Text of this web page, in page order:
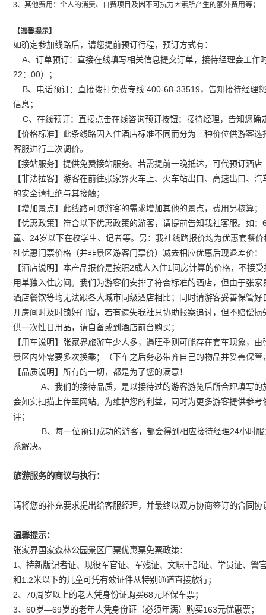
3、其他费用：个人的消费、自费项目及因不可抗力因素所产生的额外费用等；
【温馨提示】
如确定参加线路后，请您提前预订行程，预订方式有：
A、订单预订：直接在线填写相关信息提交订单，接待经理会工作
22：00）；
B、电话预订：直接拨打免费专线 400-68-33519，告知接待经理
信息；
C、在线预订：直接点击在线咨询预订按钮：接待经理，告知您确
【价格标准】此条线路因入住酒店标准不同而分为三种价位供游客
客服进行二次调价。
【接站服务】提供免费接站服务。若需提前一晚抵达，可代预订酒
【非法拉客】游客在前往张家界火车上、火车站出口、高速出口、
的安全请拒绝与其接触；
【增加景点】此线路可随游客的需求增加其他的景点，费用另核算；
【优惠政策】符合以下优惠政策的游客，请提前告知我社客服。如
童、24岁以下在校学生、记者等。另：我社线路报价均为优惠套餐
社优惠门票价格（并非景区游客门票价）减去相应优惠后现退差价：
【酒店说明】本产品报价是按照2成人入住1间房计算的价格，不接
用单独入住房间。我们为游客们安排了符合标准的酒店，但由于张
酒店餐饮等均无法跟各大城市同级酒店相比；同时请游客妥善保管
开房间时及时锁好门窗，若有遗失我社只协助报案追讨，但不赔偿
供一次性日用品，请自备或到酒店前台购买；
【用车说明】张家界旅游车少人多，遇旺季则可能存在套车现象，
景区内外需要多次换乘；（下车之后务必带齐自己的物品并妥善保
【品质说明】所有的一切，都是为了您的满意！
A、我们的接待品质，是以接待过的游客游览后所合理填写的
会如实扫描上传至网站。为维护您的利益，同时为更多游客提供参
评；
B、每一位预订成功的游客，都会得到相应接待经理24小时服
系解决。
旅游服务的商议与执行：
请将您的补充要求提出给客服经理，并最终以双方协商签订的合同协
温馨提示：
张家界国家森林公园景区门票优惠票免票政策：
1、持新版记者证、现役军官证、军残证、文职干部证、学员证、警
和1.2米以下的儿童可凭有效证件从特别通道直接放行；
2、70周岁以上的老人凭身份证购买68元环保车票；
3、60岁—69岁的老年人凭身份证（必须年满）购买163元优惠票；